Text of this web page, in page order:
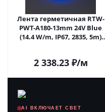
Лента герметичная RTW-
PWT-A180-13mm 24V Blue
(14.4 W/m, IP67, 2835, 5m)
2 338.23₽/м
AI ВКЛЮЧАЕТ СВЕТ